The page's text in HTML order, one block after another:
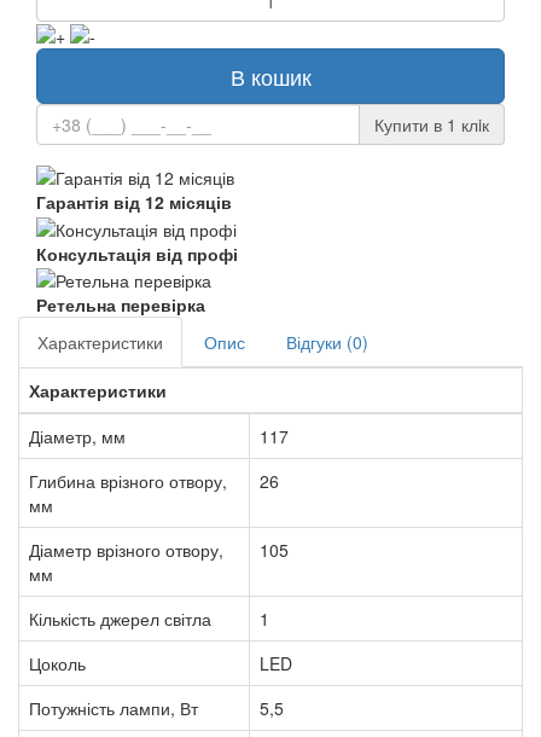
В кошик
Купити в 1 клiк
Гарантія від 12 місяців
Консультація від профі
Ретельна перевірка
Характеристики
Опис
Відгуки (0)
Характеристики
Діаметр, мм
117
Глибина врізного отвору,
мм
26
Діаметр врізного отвору,
мм
105
Кількість джерел світла
1
Цоколь
LED
Потужність лампи, Вт
5,5